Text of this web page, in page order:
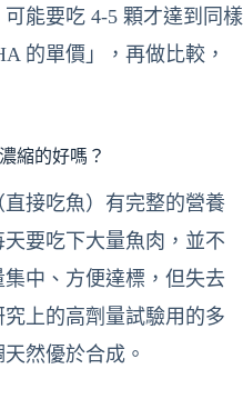
能要吃 4-5 顆才達到同樣
的單價」，再做比較，
縮的好嗎？
直接吃魚）有完整的營養
要吃下大量魚肉，並不
中、方便達標，但失去
上的高劑量試驗用的多
然優於合成。